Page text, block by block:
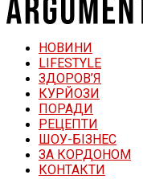
НОВИНИ
LIFESTYLE
ЗДОРОВ’Я
КУРЙОЗИ
ПОРАДИ
РЕЦЕПТИ
ШОУ-БІЗНЕС
ЗА КОРДОНОМ
КОНТАКТИ